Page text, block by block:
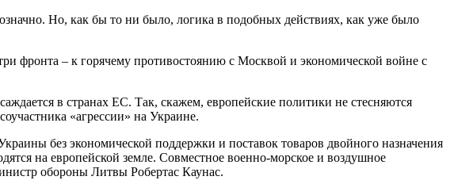
Но, как бы то ни было, логика в подобных действиях, как уже было
фронта – к горячему противостоянию с Москвой и экономической войне с
в странах ЕС. Так, скажем, европейские политики не стесняются
«агрессии» на Украине.
без экономической поддержки и поставок товаров двойного назначения
на европейской земле. Совместное военно-морское и воздушное
обороны Литвы Робертас Каунас.